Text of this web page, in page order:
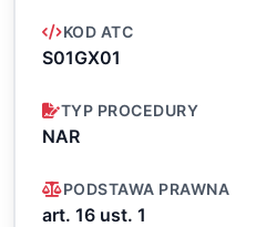
KOD ATC
S01GX01
TYP PROCEDURY
NAR
PODSTAWA PRAWNA
art. 16 ust. 1